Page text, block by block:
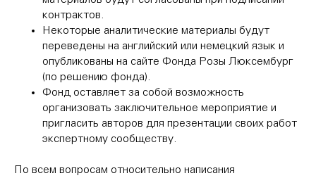
контрактов.
Некоторые аналитические материалы будут
переведены на английский или немецкий язык и
опубликованы на сайте Фонда Розы Люксембург
(по решению фонда).
Фонд оставляет за собой возможность
организовать заключительное мероприятие и
пригласить авторов для презентации своих работ
экспертному сообществу.
По всем вопросам относительно написания